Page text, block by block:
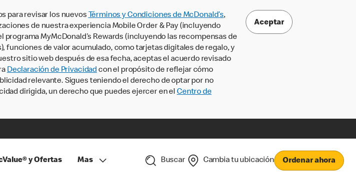
para revisar los nuevos Términos y Condiciones de McDonald’s,
de nuestra experiencia Mobile Order & Pay (incluyendo
MyMcDonald’s Rewards (incluyendo las recompensas de
funciones de valor acumulado, como tarjetas digitales de regalo, y
sitio web después de esa fecha, aceptas el acuerdo revisado
Declaración de Privacidadcon el propósito de reflejar cómo
relevante. Sigues teniendo el derecho de optar por no
dirigida, un derecho que puedes ejercer en el Centro de
Aceptar
y Ofertas Mas Buscar Cambia tu ubicación Ordenar ahora